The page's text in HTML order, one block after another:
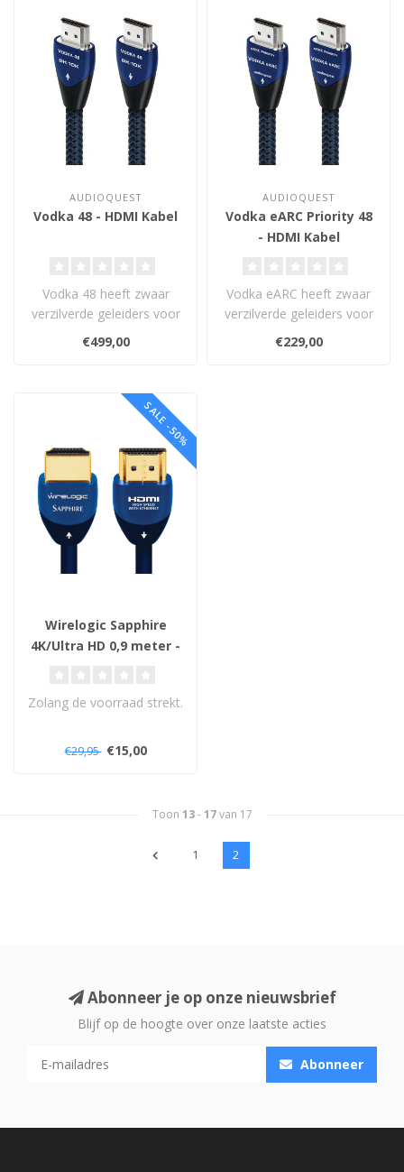
AUDIOQUEST
Vodka 48 - HDMI Kabel
Vodka 48 heeft zwaar
verzilverde geleiders voor
video en audio, en een
geoptimal..
€499,00
AUDIOQUEST
Vodka eARC Priority 48
- HDMI Kabel
Vodka eARC heeft zwaar
verzilverde geleiders voor
en audio en aarde (ground
refe..
€229,00
SALE -50%
Wirelogic Sapphire
4K/Ultra HD 0,9 meter -
Zolang de voorraad strekt.
€29,95 €15,00
Toon 13- 17van 17
1 2
Abonneer je op onze nieuwsbrief
Blijf op de hoogte over onze laatste acties
Abonneer